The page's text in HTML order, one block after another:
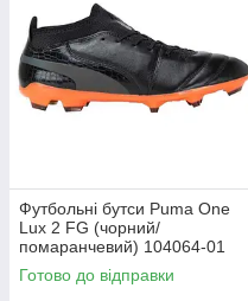
Футбольні бутси Puma One
Lux 2 FG (чорний/
помаранчевий) 104064-01
Розмір EU: 44
Готово до відправки